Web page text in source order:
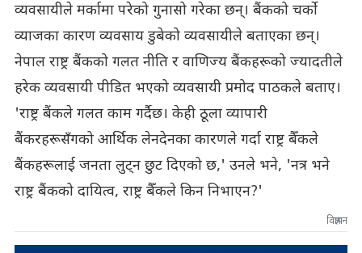
व्यवसायीले मर्कामा परेको गुनासो गरेका छन्। बैंकको चर्को
व्याजका कारण व्यवसाय डुबेको व्यवसायीले बताएका छन्।
नेपाल राष्ट्र बैंकको गलत नीति र वाणिज्य बैंकहरूको ज्यादतीले
हरेक व्यवसायी पीडित भएको व्यवसायी प्रमोद पाठकले बताए।
'राष्ट्र बैंकले गलत काम गर्दैछ। केही ठूला व्यापारी
बैंकरहरूसँगको आर्थिक लेनदेनका कारणले गर्दा राष्ट्र बैँकले
बैंकहरूलाई जनता लुट्न छुट दिएको छ,' उनले भने, 'नत्र भने
राष्ट्र बैंकको दायित्व, राष्ट्र बैँकले किन निभाएन?'
विज्ञापन